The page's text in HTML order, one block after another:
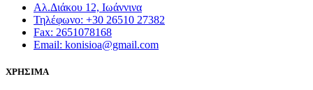
Αλ.Διάκου 12, Ιωάννινα
Τηλέφωνο: +30 26510 27382
Fax: 2651078168
Email: konisioa@gmail.com
ΧΡΗΣΙΜΑ